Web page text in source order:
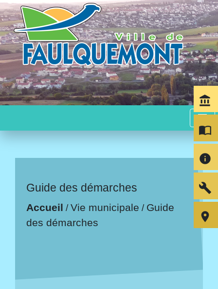
menu
Guide des démarches
Accueil /Vie municipale / Guide
des démarches
account_balance
import_contacts
info
build
room